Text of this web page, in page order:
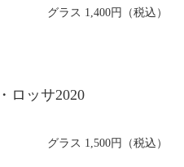
グラス 1,400円（税込）
ロッサ2020
グラス 1,500円（税込）